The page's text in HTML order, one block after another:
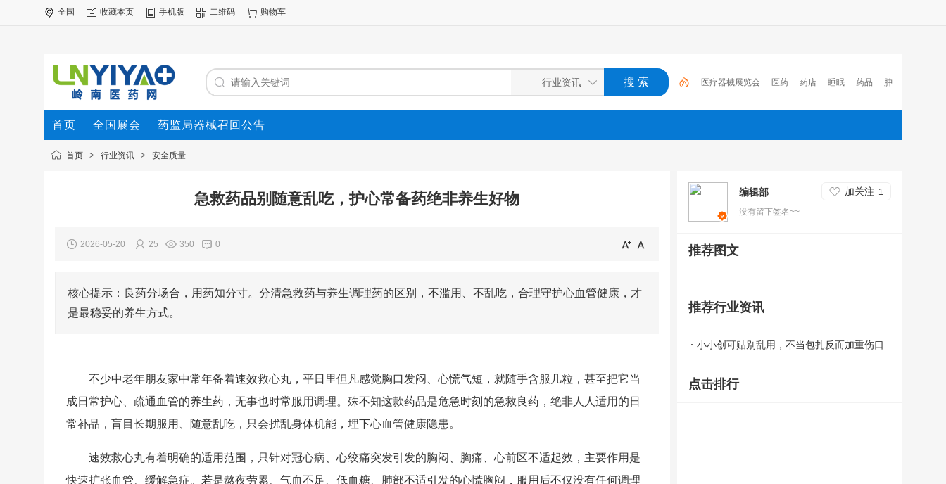
全国 收藏本页 手机版 二维码 购物车
医疗器械展览会 医药 药店 睡眠 药品 肿
瘤 医保 电子处方流转平台 2023 心脑血管疾
病
首页 全国展会 药监局器械召回公告
首页 > 行业资讯 > 安全质量
急救药品别随意乱吃，护心常备药绝非养生好物
2026-05-20 25 350 0
核心提示：良药分场合，用药知分寸。分清急救药与养生调理药的区别，不滥用、不乱吃，合理守护心血管健康，才
是最稳妥的养生方式。
不少中老年朋友家中常年备着速效救心丸，平日里但凡感觉胸口发闷、心慌气短，就随手含服几粒，甚至把它当
成日常护心、疏通血管的养生药，无事也时常服用调理。殊不知这款药品是危急时刻的急救良药，绝非人人适用的日
常补品，盲目长期服用、随意乱吃，只会扰乱身体机能，埋下心血管健康隐患。
速效救心丸有着明确的适用范围，只针对冠心病、心绞痛突发引发的胸闷、胸痛、心前区不适起效，主要作用是
快速扩张血管、缓解急症。若是熬夜劳累、气血不足、低血糖、肺部不适引发的心慌胸闷，服用后不仅没有任何调理
编辑部 加关注 1
没有留下签名~~
推荐图文
推荐行业资讯
小小创可贴别乱用，不当包扎反而加重伤口
点击排行